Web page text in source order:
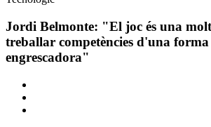
la
notícia
Jordi Belmonte: "El joc és una
treballar competències d'una
engrescadora"
Comparteix